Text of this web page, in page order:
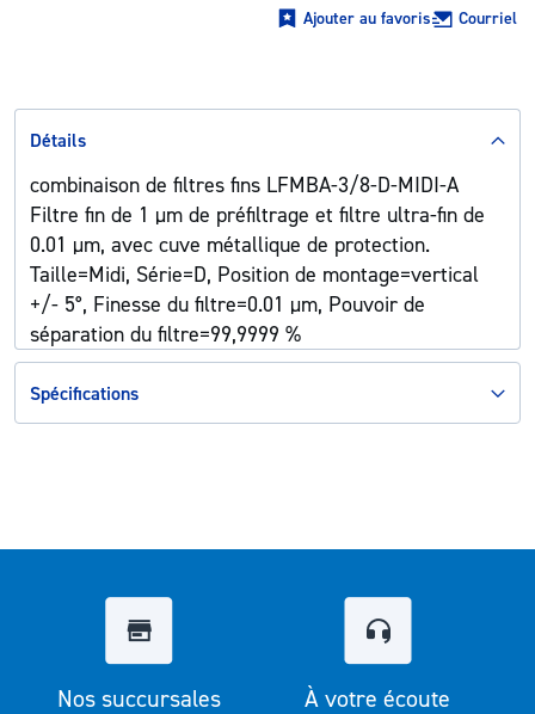
Ajouter au favoris Courriel
Détails
combinaison de filtres fins LFMBA-3/8-D-MIDI-A
Filtre fin de 1 µm de préfiltrage et filtre ultra-fin de
0.01 µm, avec cuve métallique de protection.
Taille=Midi, Série=D, Position de montage=vertical
+/- 5°, Finesse du filtre=0.01 µm, Pouvoir de
séparation du filtre=99,9999 %
Spécifications
Nos succursales À votre écoute